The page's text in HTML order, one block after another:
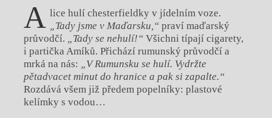
A lice hulí chesterfieldky v jídelním voze.
„Tady jsme v Maďarsku,“ praví maďarský
průvodčí.
„Tady se nehulí!“Všichni típají cigarety,
i partička Amíků. Přichází rumunský průvodčí a
mrká na nás:
„V Rumunsku se hulí. Vydržte
pětadvacet minut do hranice a pak si zapalte.“
Rozdává všem již předem popelníky: plastové
kelímky s vodou…